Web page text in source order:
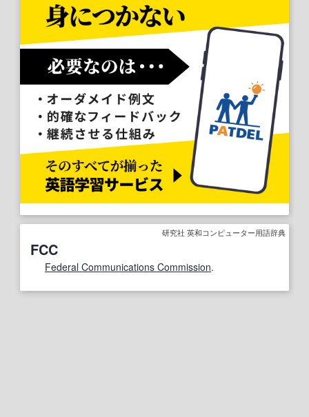
研究社 英和コンピューター用語辞典
FCC
Federal Communications Commission.